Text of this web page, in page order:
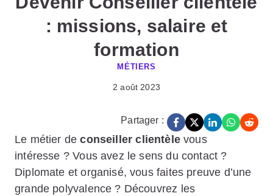
: missions, salaire et
formation
MÉTIERS
2 août 2023
Partager :
Le métier deconseiller clientèlevous
intéresse ? Vous avez le sens du contact ?
Diplomate et organisé, vous faites preuve d’une
grande polyvalence ? Découvrez les